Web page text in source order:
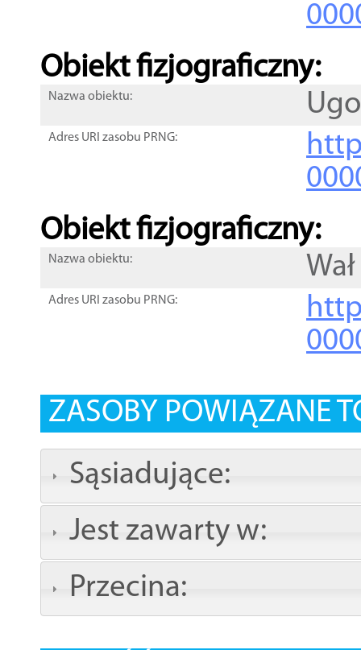
Obiekt fizjograficzny:
Nazwa obiektu:
Adres URI zasobu PRNG:
Obiekt fizjograficzny:
Nazwa obiektu:
Adres URI zasobu PRNG:
ZASOBY POWIĄZANE
Sąsiadujące:
Jest zawarty w:
Przecina: